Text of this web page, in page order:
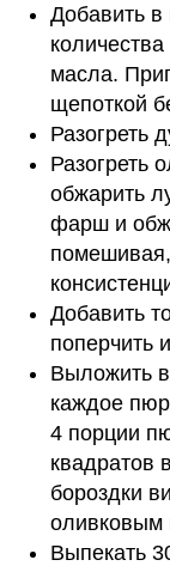
Добавить
масла.
щепоткой
Разогреть
Разогреть
обжарить
фарш и
Добавить
поперчить
Выложить
каждое
4 порции
квадратов
бороздки
оливковым
Выпекать